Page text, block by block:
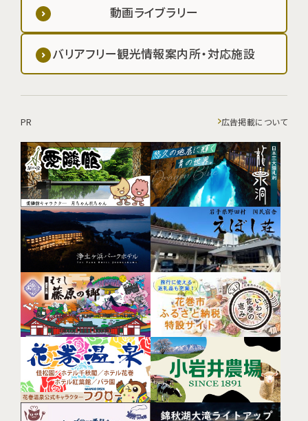
動画ライブラリー
バリアフリー観光情報案内所・対応施設
PR 広告掲載について